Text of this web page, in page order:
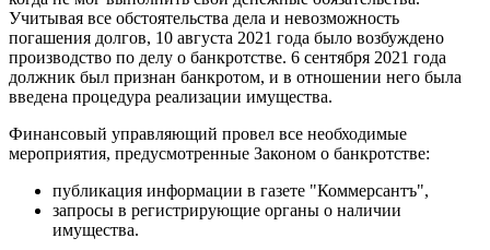
Учитывая все обстоятельства дела и невозможность
погашения долгов, 10 августа 2021 года было возбуждено
производство по делу о банкротстве. 6 сентября 2021 года
должник был признан банкротом, и в отношении него была
введена процедура реализации имущества.
Финансовый управляющий провел все необходимые
мероприятия, предусмотренные Законом о банкротстве:
публикация информации в газете "Коммерсантъ",
запросы в регистрирующие органы о наличии
имущества.